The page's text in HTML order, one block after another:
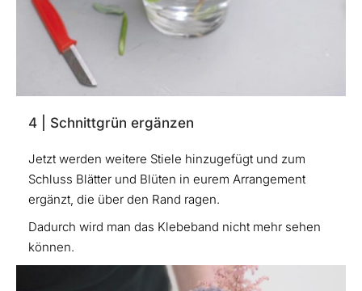
4 | Schnittgrün ergänzen
Jetzt werden weitere Stiele hinzugefügt und zum
Schluss Blätter und Blüten in eurem Arrangement
ergänzt, die über den Rand ragen.
Dadurch wird man das Klebeband nicht mehr sehen
können.